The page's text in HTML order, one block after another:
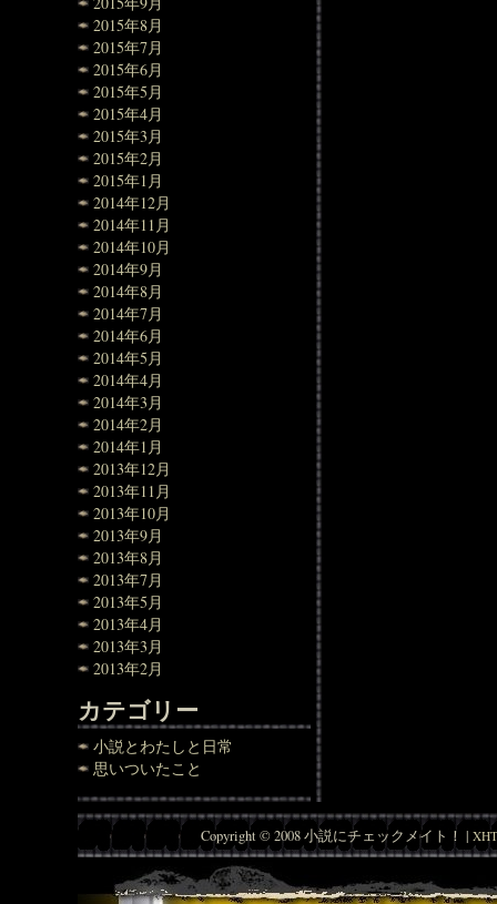
2015年8月
2015年7月
2015年6月
2015年5月
2015年4月
2015年3月
2015年2月
2015年1月
2014年12月
2014年11月
2014年10月
2014年9月
2014年8月
2014年7月
2014年6月
2014年5月
2014年4月
2014年3月
2014年2月
2014年1月
2013年12月
2013年11月
2013年10月
2013年9月
2013年8月
2013年7月
2013年5月
2013年4月
2013年3月
2013年2月
カテゴリー
小説とわたしと日常
思いついたこと
Copyright © 2008 小説にチェックメイト！ |